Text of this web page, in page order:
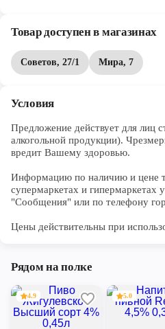
Товар доступен в магазинах
Советов, 27/1 Мира, 7
Условия
Предложение действует для лиц
алкогольной продукции).
вредит Вашему здоровью.
Информацию по наличию и цене
супермаркетах и гипермаркетах
"Сообщения" или по телефону
Цены действительны при
Рядом на полке
4.9 5.0